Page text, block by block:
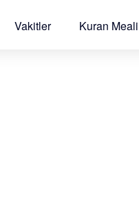
Vakitler Kuran Meali